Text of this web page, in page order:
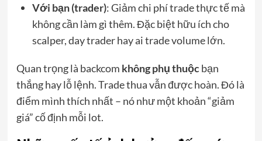
Với bạn (trader): Giảm chi phí trade thực tế mà
không cần làm gì thêm. Đặc biệt hữu ích cho
scalper, day trader hay ai trade volume lớn.
Quan trọng là backcom không phụ thuộcbạn
thắng hay lỗ lệnh. Trade thua vẫn được hoàn. Đó là
điểm mình thích nhất – nó như một khoản “giảm
giá” cố định mỗi lot.